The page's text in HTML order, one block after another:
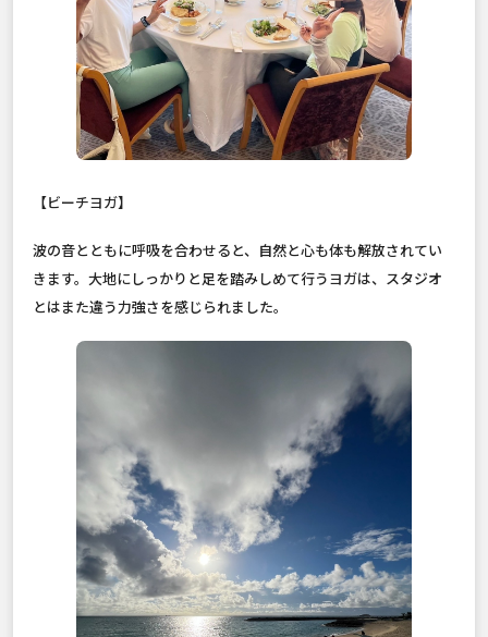
【ビーチヨガ】
波の音とともに呼吸を合わせると、自然と心も体も解放されてい
きます。大地にしっかりと足を踏みしめて行うヨガは、スタジオ
とはまた違う力強さを感じられました。